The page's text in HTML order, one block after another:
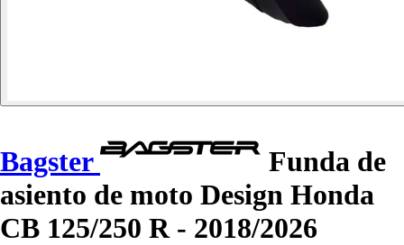
Bagster
Funda de
asiento de moto Design Honda
CB 125/250 R - 2018/2026